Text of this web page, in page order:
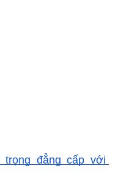
trọng đẳng cấp với